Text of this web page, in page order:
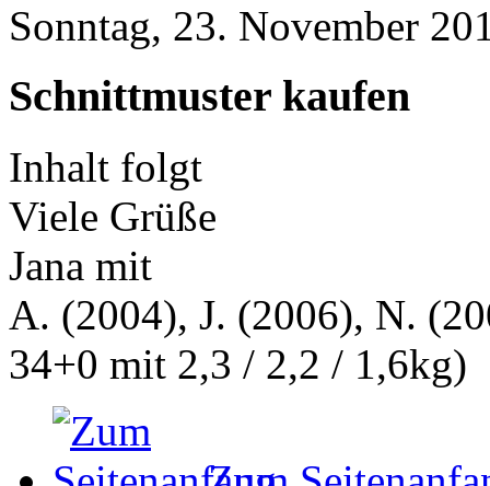
Sonntag, 23. November
Schnittmuster kaufen
Inhalt folgt
Viele Grüße
Jana mit
A. (2004), J. (2006), N.
34+0 mit 2,3 / 2,2 / 1,6kg)